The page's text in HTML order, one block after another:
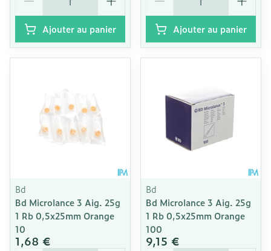
Ajouter au panier Ajouter au panier
Bd
Bd Microlance 3 Aig. 25g
1 Rb 0,5x25mm Orange
10
1,68 €
Bd
Bd Microlance 3 Aig. 25g
1 Rb 0,5x25mm Orange
100
9,15 €